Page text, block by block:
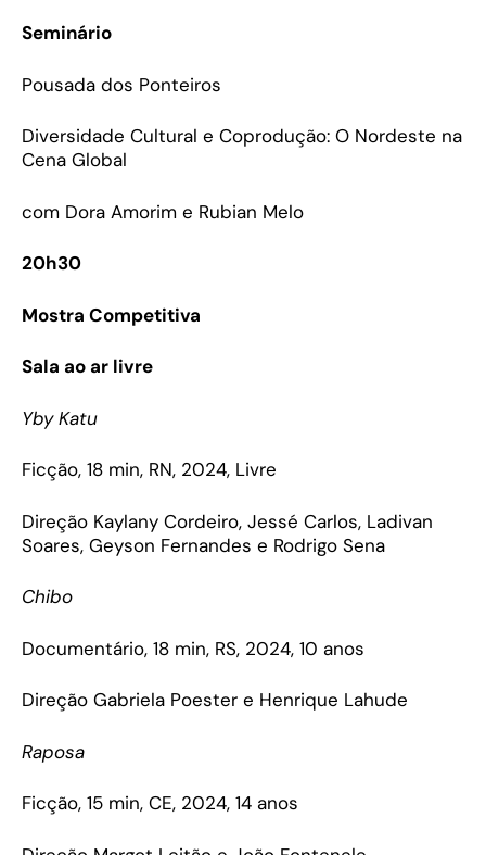
Seminário
Pousada dos Ponteiros
Diversidade Cultural e Coprodução: O Nordeste na
Cena Global
com Dora Amorim e Rubian Melo
20h30
Mostra Competitiva
Sala ao ar livre
Yby Katu
Ficção, 18 min, RN, 2024, Livre
Direção Kaylany Cordeiro, Jessé Carlos, Ladivan
Soares, Geyson Fernandes e Rodrigo Sena
Chibo
Documentário, 18 min, RS, 2024, 10 anos
Direção Gabriela Poester e Henrique Lahude
Raposa
Ficção, 15 min, CE, 2024, 14 anos